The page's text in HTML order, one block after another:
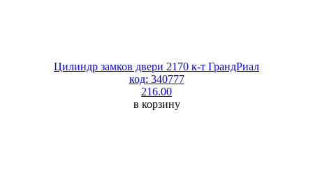
Цилиндр замков двери 2170 к-т ГрандРиал
код: 340777
216.00
в корзину